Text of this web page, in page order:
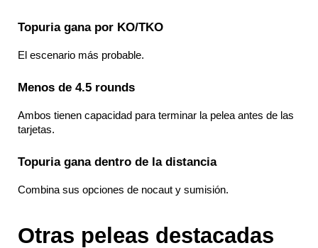
Topuria gana por KO/TKO
El escenario más probable.
Menos de 4.5 rounds
Ambos tienen capacidad para terminar la pelea antes de las
tarjetas.
Topuria gana dentro de la distancia
Combina sus opciones de nocaut y sumisión.
Otras peleas destacadas